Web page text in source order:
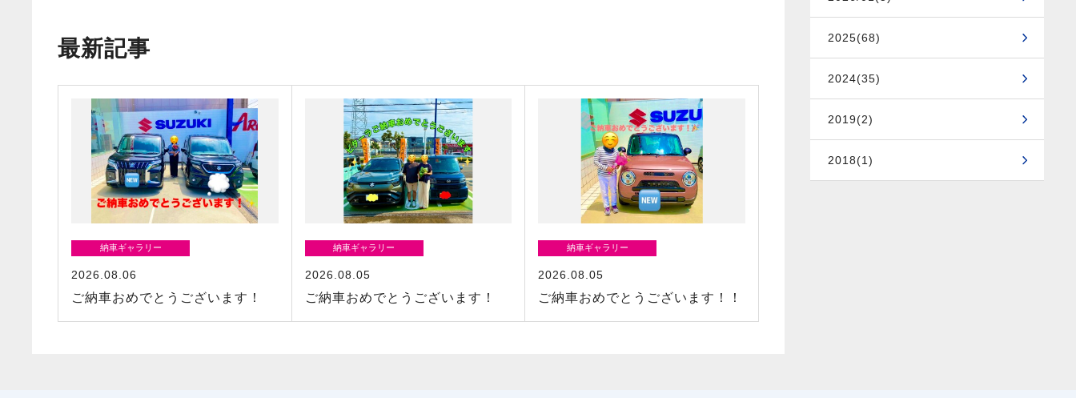
最新記事
納車ギャラリー
2026.08.06
ご納車おめでとうございます！
納車ギャラリー
2026.08.05
ご納車おめでとうございます！
納車ギャラリー
2026.08.05
ご納車おめでとうございます！！
2025(68)
2024(35)
2019(2)
2018(1)